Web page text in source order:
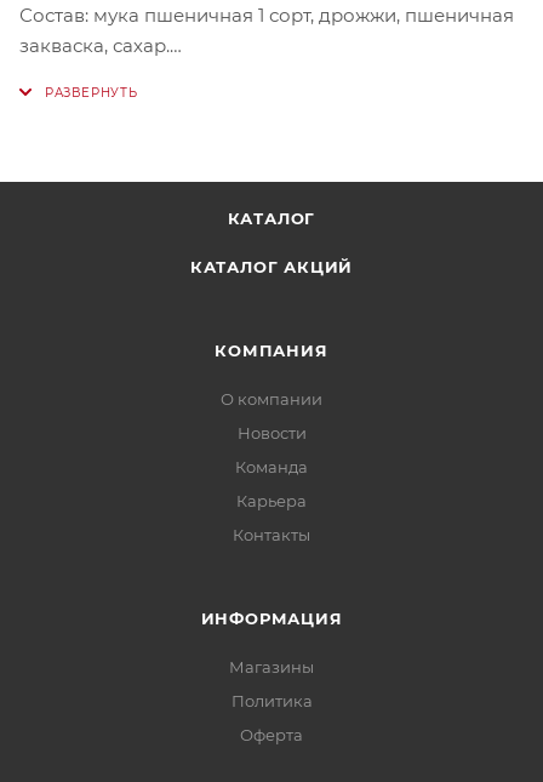
Состав: мука пшеничная 1 сорт, дрожжи, пшеничная
закваска, сахар.
КАТАЛОГ
КАТАЛОГ АКЦИЙ
КОМПАНИЯ
О компании
Новости
Команда
Карьера
Контакты
ИНФОРМАЦИЯ
Магазины
Политика
Офертa